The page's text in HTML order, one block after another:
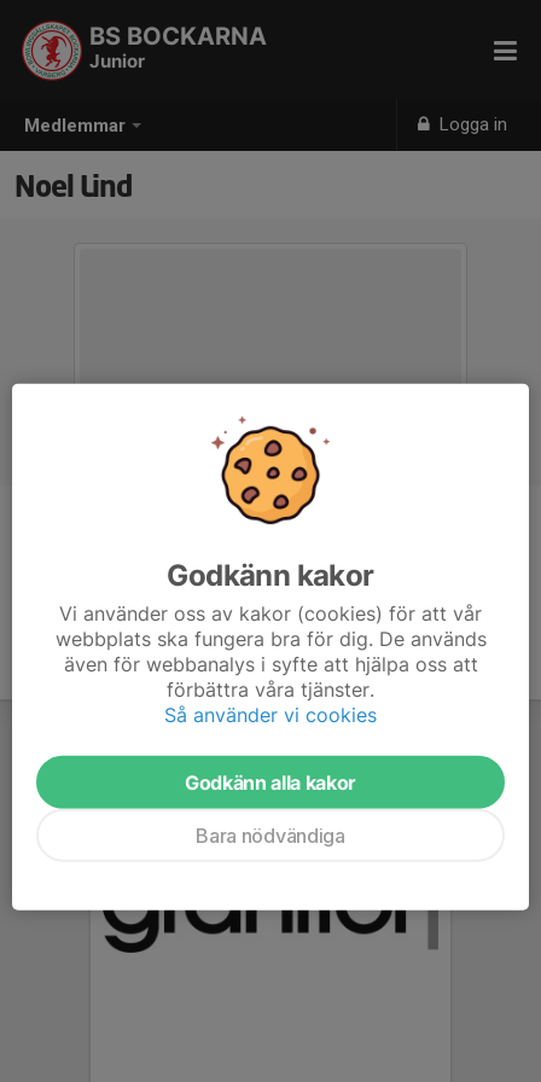
Medlemmar Logga in
BS BOCKARNA
Junior
Noel Lind
Godkänn kakor
Vi använder oss av kakor (cookies) för att vår
webbplats ska fungera bra för dig. De används
även för webbanalys i syfte att hjälpa oss att
förbättra våra tjänster.
Så använder vi cookies
Godkänn alla kakor
Bara nödvändiga